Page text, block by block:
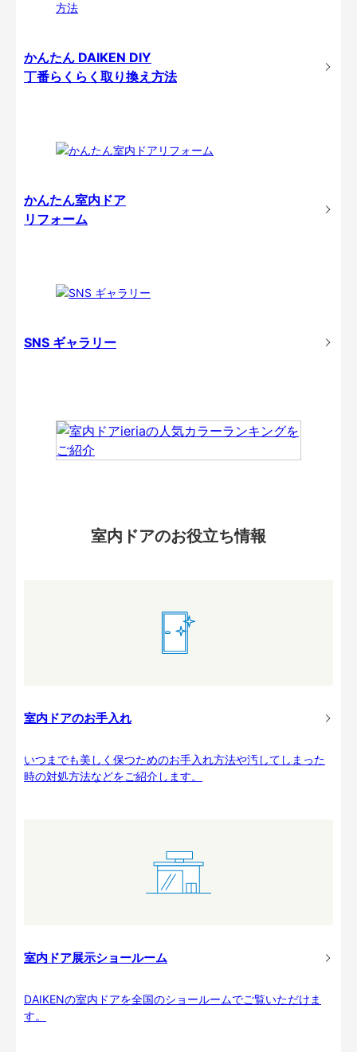
かんたん DAIKEN DIY
丁番らくらく取り換え方法
かんたん室内ドア
リフォーム
SNS ギャラリー
室内ドアのお役立ち情報
室内ドアのお手入れ
いつまでも美しく保つためのお手入れ方法や汚してしまった
時の対処方法などをご紹介します。
室内ドア展示ショールーム
DAIKENの室内ドアを全国のショールームでご覧いただけま
す。